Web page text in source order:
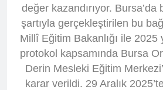
değer kazandırıyor. Bursa’da
şartıyla gerçekleştirilen bu
Millî Eğitim Bakanlığı ile 2025
protokol kapsamında Bursa
Derin Mesleki Eğitim
karar verildi. 29 Aralık